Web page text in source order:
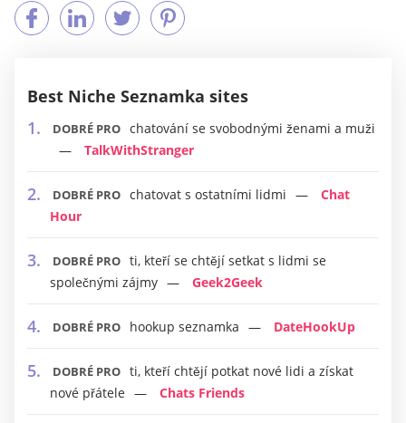
Best Niche Seznamka sites
DOBRÉ PRO chatování se svobodnými ženami a muži
TalkWithStranger
DOBRÉ PRO chatovat s ostatními lidmi
Chat
Hour
DOBRÉ PRO ti, kteří se chtějí setkat s lidmi se
společnými zájmy
Geek2Geek
DOBRÉ PRO hookup seznamka DateHookUp
DOBRÉ PRO ti, kteří chtějí potkat nové lidi a získat
nové přátele
Chats Friends